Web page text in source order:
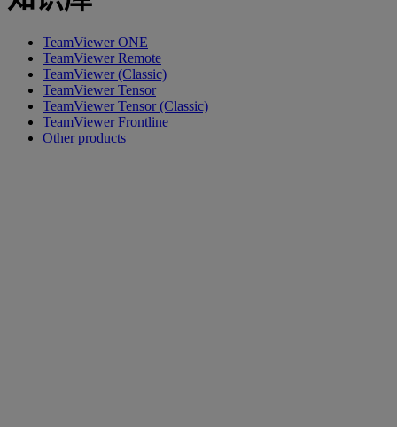
TeamViewer ONE
TeamViewer Remote
TeamViewer (Classic)
TeamViewer Tensor
TeamViewer Tensor (Classic)
TeamViewer Frontline
Other products